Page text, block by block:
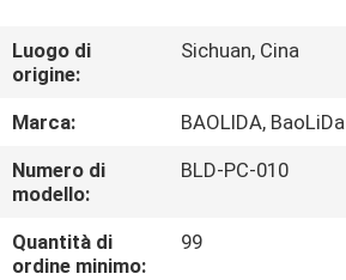
MANIFESTAZIONE
DI
VR
CIRCA
NOI
Luogo di
origine:
Sichuan, Cina
Marca:
BAOLIDA, BaoLiDa
Numero di
modello:
BLD-PC-010
Quantità di
ordine minimo:
99